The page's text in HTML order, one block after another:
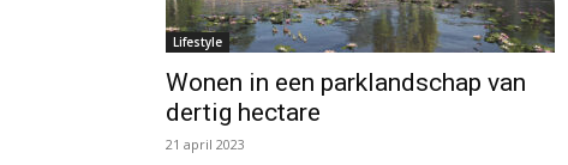
Lifestyle
Wonen in een parklandschap van
dertig hectare
21 april 2023